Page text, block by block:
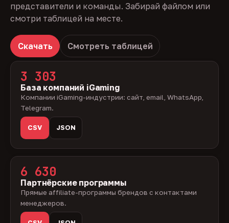
представители и команды. Забирай файлом или
смотри таблицей на месте.
Скачать Смотреть таблицей
3 303
База компаний iGaming
Компании iGaming-индустрии: сайт, email, WhatsApp,
Telegram.
CSV JSON
6 630
Партнёрские программы
Прямые affiliate-программы брендов с контактами
менеджеров.